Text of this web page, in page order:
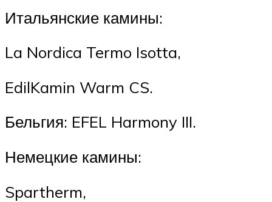
Итальянские камины:
La Nordica Termo Isotta,
EdilKamin Warm CS.
Бельгия: EFEL Harmony III.
Немецкие камины:
Spartherm,